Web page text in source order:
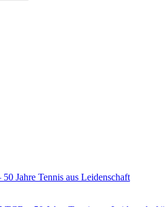
Jahre Tennis aus Leidenschaft